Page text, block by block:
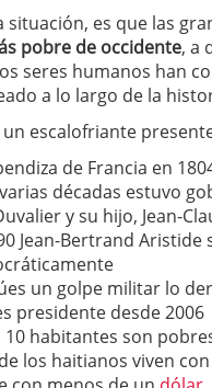
situación, es que las
pobre de occidente, a
seres humanos han
a lo largo de la
escalofriante
de Francia en
décadas estuvo
y su hijo, Jean-
Jean-Bertrand
un golpe militar lo
presidente desde 2006
10 habitantes son
los haitianos viven